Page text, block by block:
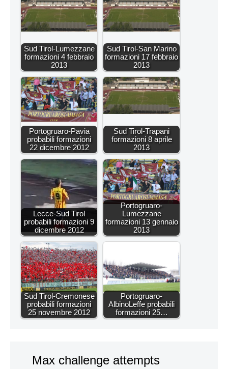
Sud Tirol-Lumezzane
formazioni 4 febbraio
2013
Sud Tirol-San Marino
formazioni 17 febbraio
2013
Portogruaro-Pavia
probabili formazioni
22 dicembre 2012
Sud Tirol-Trapani
formazioni 8 aprile
2013
Lecce-Sud Tirol
probabili formazioni 9
dicembre 2012
Portogruaro-
Lumezzane
formazioni 13 gennaio
2013
Sud Tirol-Cremonese
probabili formazioni
25 novembre 2012
Portogruaro-
AlbinoLeffe probabili
formazioni 25…